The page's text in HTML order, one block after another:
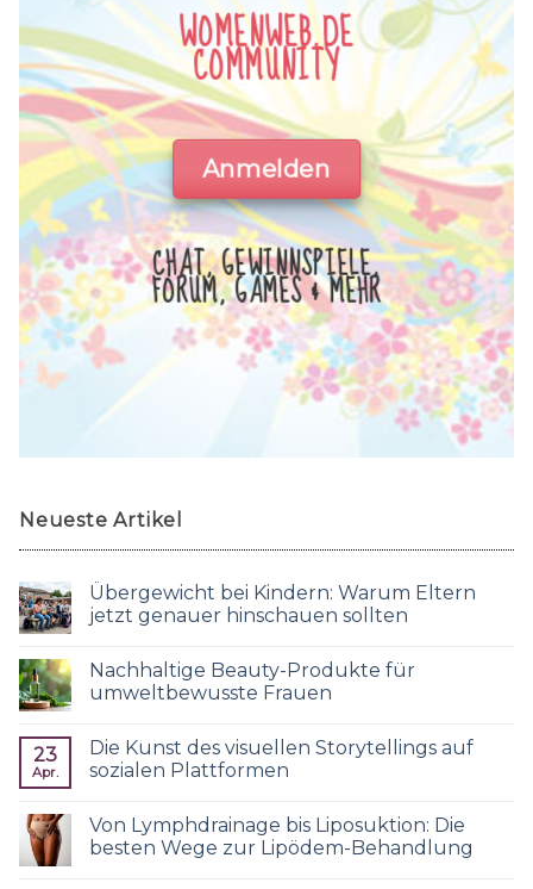
WOMENWEB.DE
COMMUNITY
Anmelden
CHAT, GEWINNSPIELE,
FORUM, GAMES & MEHR
Neueste Artikel
Übergewicht bei Kindern: Warum Eltern
jetzt genauer hinschauen sollten
Nachhaltige Beauty-Produkte für
umweltbewusste Frauen
23
Apr.
Die Kunst des visuellen Storytellings auf
sozialen Plattformen
Von Lymphdrainage bis Liposuktion: Die
besten Wege zur Lipödem-Behandlung